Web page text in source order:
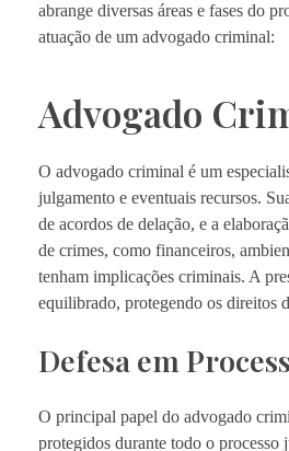
abrange diversas áreas e fases do
atuação de um advogado criminal:
Advogado
O advogado criminal é um
julgamento e eventuais recursos.
de acordos de delação, e a
de crimes, como financeiros,
tenham implicações criminais. A
equilibrado, protegendo os direitos
Defesa em
O principal papel do advogado
protegidos durante todo o processo